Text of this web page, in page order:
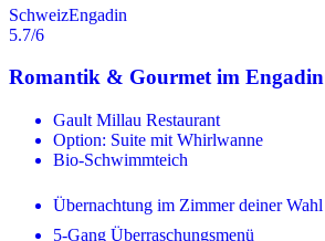
SchweizEngadin
5.7/6
Romantik & Gourmet im Engadin
Gault Millau Restaurant
Option: Suite mit Whirlwanne
Bio-Schwimmteich
Übernachtung im Zimmer deiner Wahl
5-Gang Überraschungsmenü